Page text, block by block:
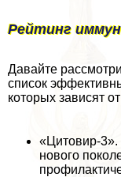
Рейтинг
Давайте
список
которых зависят
«Цитовир-
нового